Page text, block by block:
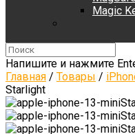
Magic
Напишите и нажмите
Главная / Товары /
Starlight